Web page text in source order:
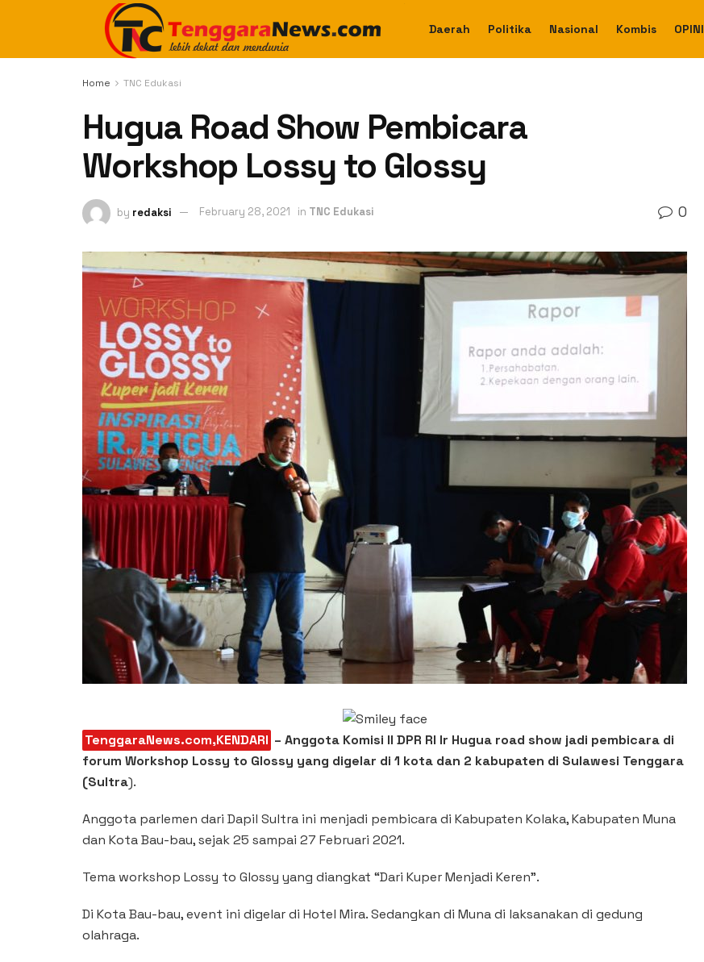
Daerah Politika Nasional Kombis OPINI
Home TNC Edukasi
Hugua Road Show Pembicara
Workshop Lossy to Glossy
by redaksi February 28, 2021 in TNC Edukasi 0
TenggaraNews.com,KENDARI – Anggota Komisi II DPR RI Ir Hugua road show jadi pembicara di
forum Workshop Lossy to Glossy yang digelar di 1 kota dan 2 kabupaten di Sulawesi Tenggara
(Sultra).
Anggota parlemen dari Dapil Sultra ini menjadi pembicara di Kabupaten Kolaka, Kabupaten Muna
dan Kota Bau-bau, sejak 25 sampai 27 Februari 2021.
Tema workshop Lossy to Glossy yang diangkat “Dari Kuper Menjadi Keren”.
Di Kota Bau-bau, event ini digelar di Hotel Mira. Sedangkan di Muna di laksanakan di gedung
olahraga.